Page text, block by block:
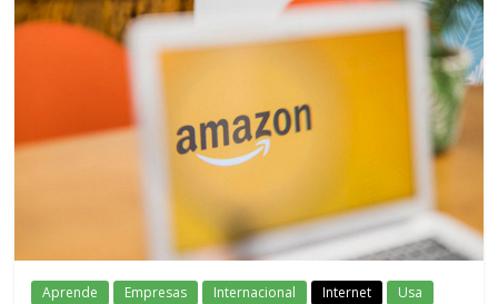
Aprende Empresas Internacional Internet
Usa